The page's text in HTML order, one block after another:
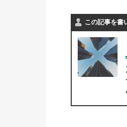
この記事を書